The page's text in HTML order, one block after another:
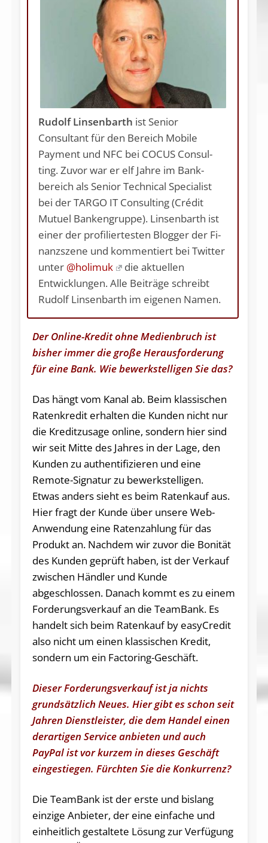
Rudolf Linsenbarth ist Seni­or
Consultant für den Be­reich Mobile
Payment und NFC bei COCUS Con­sul­
ting. Zuvor war er elf Jah­re im Bank­
bereich als Seni­or Technical Specia­list
bei der TARGO IT Consulting (Crédit
Mutuel Banken­gruppe). Linsenbarth ist
ei­ner der pro­fi­lier­tes­ten Blog­ger der Fi­
nanz­szene und kommentiert bei Twit­ter
un­ter @holimuk
die aktuellen
Entwicklungen. Alle Beiträge schreibt
Rudolf Linsenbarth im eigenen Namen.
Der Online-Kredit ohne Medienbruch ist
bisher immer die große Herausforderung
für eine Bank. Wie bewerkstelligen Sie das?
Das hängt vom Kanal ab. Beim klassischen
Ratenkredit erhalten die Kunden nicht nur
die Kreditzusage online, sondern hier sind
wir seit Mitte des Jahres in der Lage, den
Kunden zu authentifizieren und eine
Remote-Signatur zu bewerkstelligen.
Etwas anders sieht es beim Ratenkauf aus.
Hier fragt der Kunde über unsere Web-
Anwendung eine Ratenzahlung für das
Produkt an. Nachdem wir zuvor die Bonität
des Kunden geprüft haben, ist der Verkauf
zwischen Händler und Kunde
abgeschlossen. Danach kommt es zu einem
Forderungsverkauf an die TeamBank. Es
handelt sich beim Ratenkauf by easyCredit
also nicht um einen klassischen Kredit,
sondern um ein Factoring-Geschäft.
Dieser Forderungsverkauf ist ja nichts
grundsätzlich Neues. Hier gibt es schon seit
Jahren Dienstleister, die dem Handel einen
derartigen Service anbieten und auch
PayPal ist vor kurzem in dieses Geschäft
eingestiegen. Fürchten Sie die Konkurrenz?
Die TeamBank ist der erste und bislang
einzige Anbieter, der eine einfache und
einheitlich gestaltete Lösung zur Verfügung